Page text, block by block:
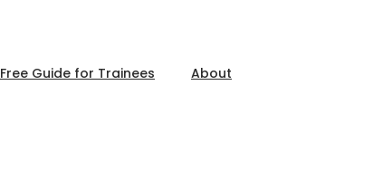
Free Guide for Trainees About